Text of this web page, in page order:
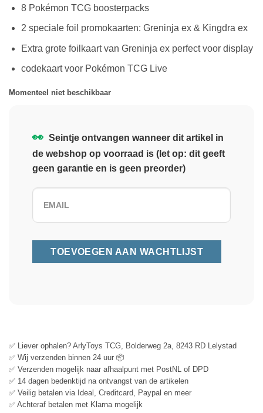
8 Pokémon TCG boosterpacks
2 speciale foil promokaarten: Greninja ex & Kingdra ex
Extra grote foilkaart van Greninja ex perfect voor display
codekaart voor Pokémon TCG Live
Momenteel niet beschikbaar
👀 Seintje ontvangen wanneer dit artikel in
de webshop op voorraad is (let op: dit geeft
geen garantie en is geen preorder)
✅ Liever ophalen? ArlyToys TCG, Bolderweg 2a, 8243 RD Lelystad
✅ Wij verzenden binnen 24 uur 📦
✅ Verzenden mogelijk naar afhaalpunt met PostNL of DPD
✅ 14 dagen bedenktijd na ontvangst van de artikelen
✅ Veilig betalen via Ideal, Creditcard, Paypal en meer
✅ Achteraf betalen met Klarna mogelijk